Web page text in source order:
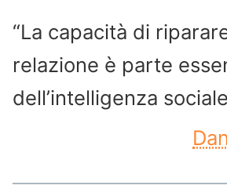
“La capacità di
relazione è parte
dell’intelligenza